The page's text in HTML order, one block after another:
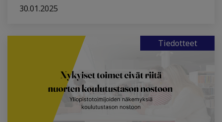
30.01.2025
Tiedotteet